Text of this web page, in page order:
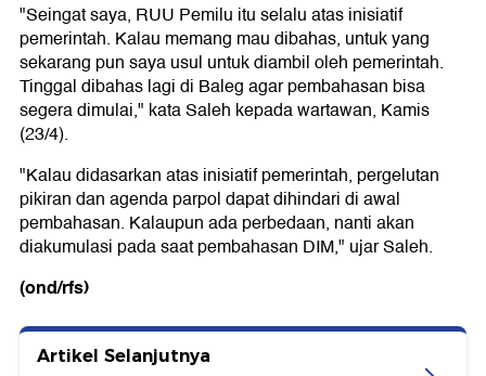
"Seingat saya, RUU Pemilu itu selalu atas inisiatif
pemerintah. Kalau memang mau dibahas, untuk yang
sekarang pun saya usul untuk diambil oleh pemerintah.
Tinggal dibahas lagi di Baleg agar pembahasan bisa
segera dimulai," kata Saleh kepada wartawan, Kamis
(23/4).
"Kalau didasarkan atas inisiatif pemerintah, pergelutan
pikiran dan agenda parpol dapat dihindari di awal
pembahasan. Kalaupun ada perbedaan, nanti akan
diakumulasi pada saat pembahasan DIM," ujar Saleh.
(ond/rfs)
Artikel Selanjutnya